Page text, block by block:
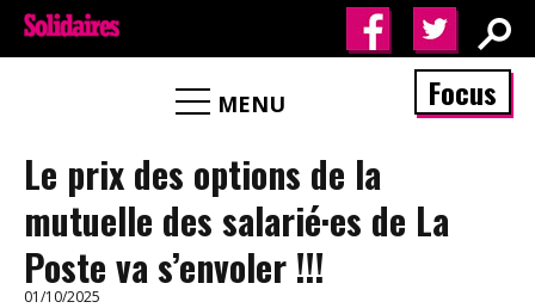
MENU Focus
Le prix des options de la
mutuelle des salarié·es de La
Poste va s’envoler !!!
01/10/2025